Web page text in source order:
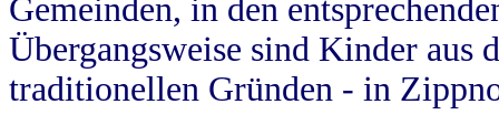
Gemeinden, in den
Übergangsweise sind Kinder aus
traditionellen Gründen - in